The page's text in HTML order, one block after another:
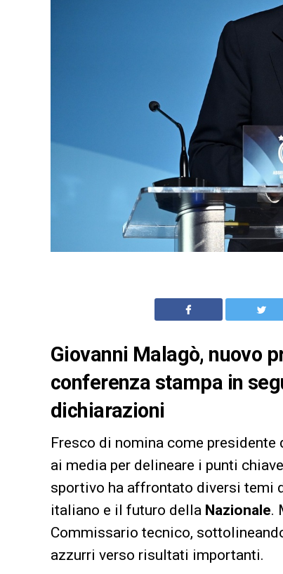
Giovanni Malagò, nuovo
conferenza stampa in
dichiarazioni
Fresco di nomina come presidente
ai media per delineare i punti
sportivo ha affrontato diversi temi
italiano e il futuro della Nazionale.
Commissario tecnico,
azzurri verso risultati importanti.